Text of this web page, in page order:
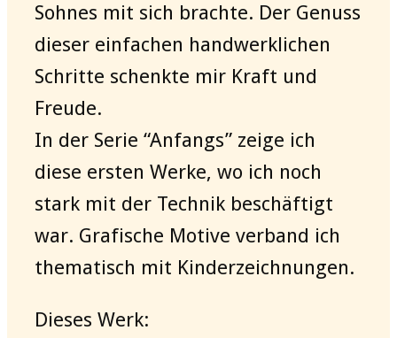
Sohnes mit sich brachte. Der Genuss
dieser einfachen handwerklichen
Schritte schenkte mir Kraft und
Freude.
In der Serie “Anfangs” zeige ich
diese ersten Werke, wo ich noch
stark mit der Technik beschäftigt
war. Grafische Motive verband ich
thematisch mit Kinderzeichnungen.
Dieses Werk: